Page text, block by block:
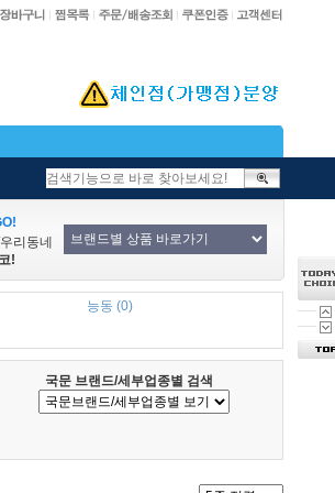
리동네
!
능동 (0)
국문 브랜드/세부업종별 검색